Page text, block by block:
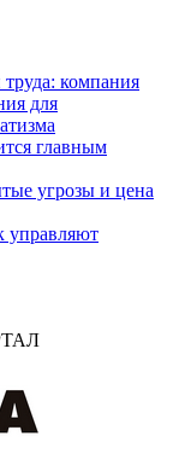
труда: компания
для
главным
угрозы и цена
управляют